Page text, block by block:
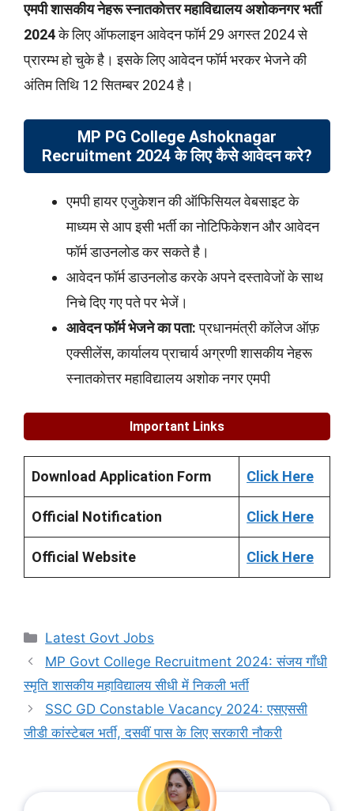
एमपी शासकीय नेहरू स्नातकोत्तर महाविद्यालय अशोकनगर भर्ती
2024के लिए ऑफलाइन आवेदन फॉर्म 29 अगस्त 2024 से
प्रारम्भ हो चुके है। इसके लिए आवेदन फॉर्म भरकर भेजने की
अंतिम तिथि 12 सितम्बर 2024 है।
MP PG College Ashoknagar
Recruitment 2024 के लिए कैसे आवेदन करे?
एमपी हायर एजुकेशन की ऑफिसियल वेबसाइट के
माध्यम से आप इसी भर्ती का नोटिफिकेशन और आवेदन
फॉर्म डाउनलोड कर सकते है।
आवेदन फॉर्म डाउनलोड करके अपने दस्तावेजों के साथ
निचे दिए गए पते पर भेजें।
आवेदन फॉर्म भेजने का पता:प्रधानमंत्री कॉलेज ऑफ़
एक्सीलेंस, कार्यालय प्राचार्य अग्रणी शासकीय नेहरू
स्नातकोत्तर महाविद्यालय अशोक नगर एमपी
Important Links
Download Application Form Click Here
Official Notification Click Here
Official Website Click Here
Categories
Latest Govt Jobs
MP Govt College Recruitment 2024: संजय गाँधी
स्मृति शासकीय महाविद्यालय सीधी में निकली भर्ती
SSC GD Constable Vacancy 2024: एसएससी
जीडी कांस्टेबल भर्ती, दसवीं पास के लिए सरकारी नौकरी